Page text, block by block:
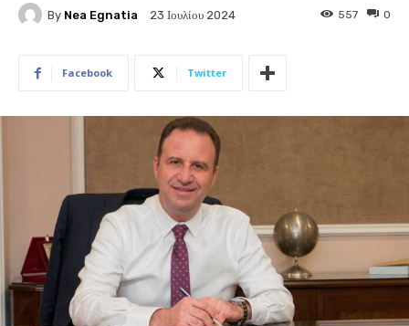
By Nea Egnatia 23 Ιουλίου 2024 0
557
Facebook Twitter